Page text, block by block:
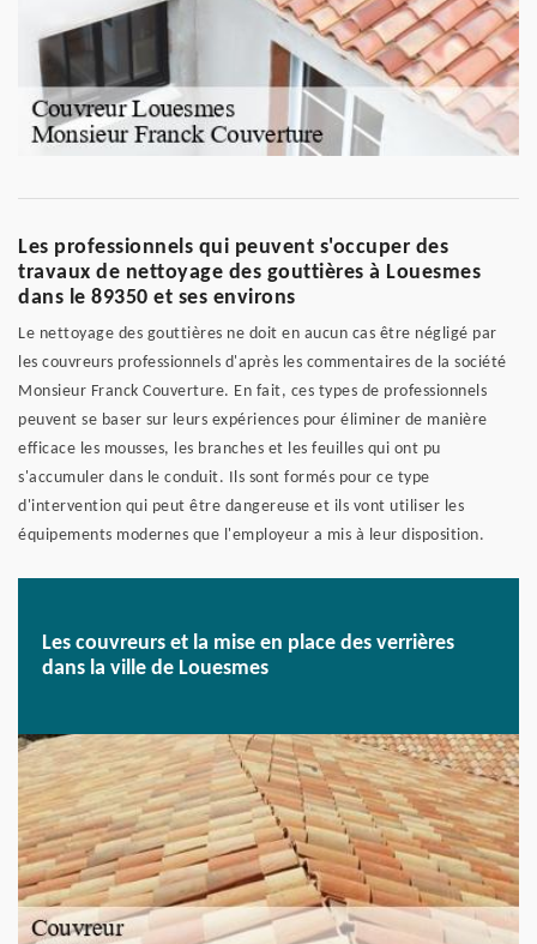
Les professionnels qui peuvent s'occuper des
travaux de nettoyage des gouttières à Louesmes
dans le 89350 et ses environs
Le nettoyage des gouttières ne doit en aucun cas être négligé par
les couvreurs professionnels d'après les commentaires de la société
Monsieur Franck Couverture. En fait, ces types de professionnels
peuvent se baser sur leurs expériences pour éliminer de manière
efficace les mousses, les branches et les feuilles qui ont pu
s'accumuler dans le conduit. Ils sont formés pour ce type
d'intervention qui peut être dangereuse et ils vont utiliser les
équipements modernes que l'employeur a mis à leur disposition.
Les couvreurs et la mise en place des verrières
dans la ville de Louesmes